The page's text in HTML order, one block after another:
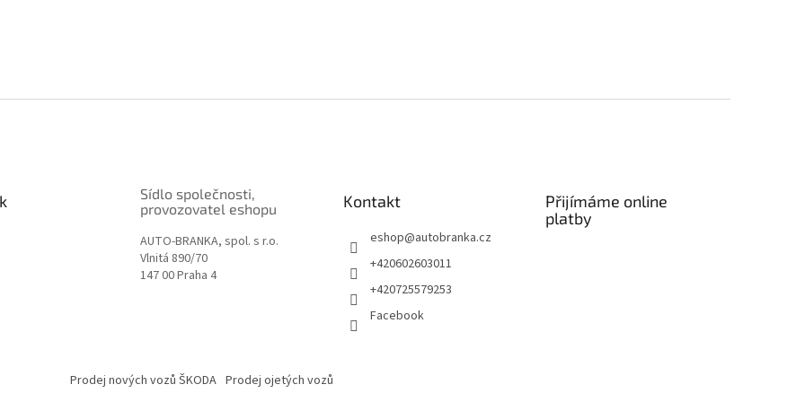
Sídlo společnosti,
provozovatel eshopu
AUTO-BRANKA, spol. s r.o.
Vlnitá 890/70
147 00 Praha 4
Kontakt
eshop@autobranka.cz
+420602603011
+420725579253
Facebook
Přijímáme online
platby
Prodej nových vozů ŠKODA Prodej ojetých vozů